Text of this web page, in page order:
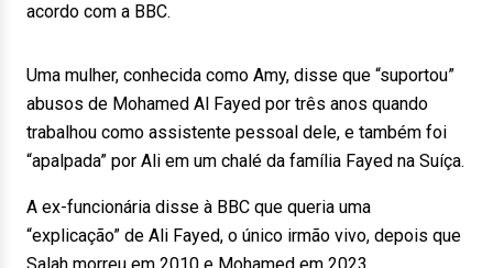
acordo com a BBC.
Uma mulher, conhecida como Amy, disse que “suportou”
abusos de Mohamed Al Fayed por três anos quando
trabalhou como assistente pessoal dele, e também foi
“apalpada” por Ali em um chalé da família Fayed na Suíça.
A ex-funcionária disse à BBC que queria uma
“explicação” de Ali Fayed, o único irmão vivo, depois que